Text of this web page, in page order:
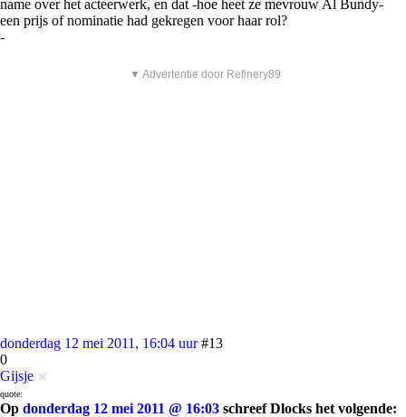
name over het acteerwerk, en dat -hoe heet ze mevrouw Al Bundy-
een prijs of nominatie had gekregen voor haar rol?
-
▼ Advertentie door Refinery89
donderdag 12 mei 2011, 16:04 uur #13
0
Gijsje
quote:
Op donderdag 12 mei 2011 @ 16:03 schreef Dlocks het volgende: